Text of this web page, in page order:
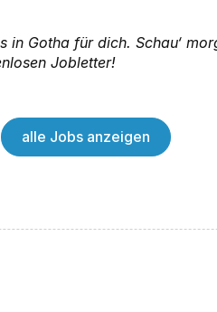
in Gotha für dich. Schau‘
Jobletter!
alle Jobs anzeigen